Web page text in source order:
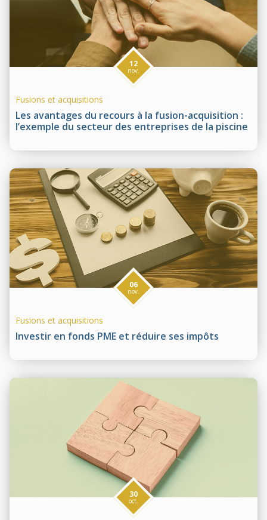
Les avantages du recours à la fusion-acquisition :
l’exemple du secteur des entreprises de la piscine
12
nov.
Fusions et acquisitions
Investir en fonds PME et réduire ses impôts
06
nov.
Fusions et acquisitions
30
oct.